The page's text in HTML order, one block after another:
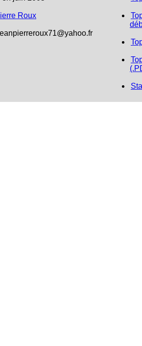
Roux